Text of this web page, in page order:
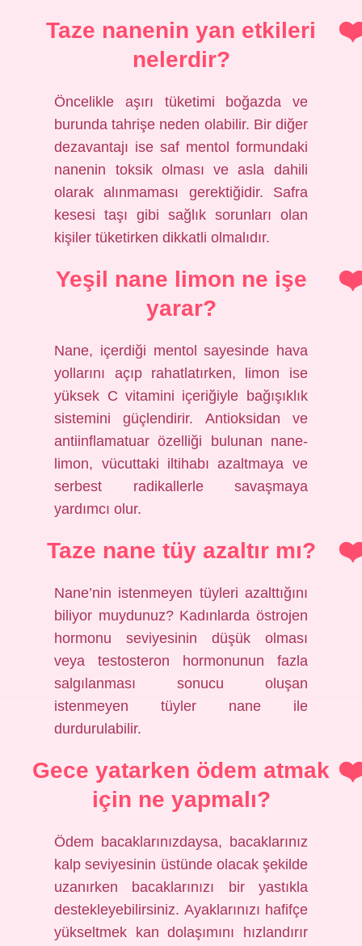
Taze nanenin yan etkileri
nelerdir?
Öncelikle aşırı tüketimi boğazda ve
burunda tahrişe neden olabilir. Bir diğer
dezavantajı ise saf mentol formundaki
nanenin toksik olması ve asla dahili
olarak alınmaması gerektiğidir. Safra
kesesi taşı gibi sağlık sorunları olan
kişiler tüketirken dikkatli olmalıdır.
Yeşil nane limon ne işe
yarar?
Nane, içerdiği mentol sayesinde hava
yollarını açıp rahatlatırken, limon ise
yüksek C vitamini içeriğiyle bağışıklık
sistemini güçlendirir. Antioksidan ve
antiinflamatuar özelliği bulunan nane-
limon, vücuttaki iltihabı azaltmaya ve
serbest radikallerle savaşmaya
yardımcı olur.
Taze nane tüy azaltır mı?
Nane’nin istenmeyen tüyleri azalttığını
biliyor muydunuz? Kadınlarda östrojen
hormonu seviyesinin düşük olması
veya testosteron hormonunun fazla
salgılanması sonucu oluşan
istenmeyen tüyler nane ile
durdurulabilir.
Gece yatarken ödem atmak
için ne yapmalı?
Ödem bacaklarınızdaysa, bacaklarınız
kalp seviyesinin üstünde olacak şekilde
uzanırken bacaklarınızı bir yastıkla
destekleyebilirsiniz. Ayaklarınızı hafifçe
yükseltmek kan dolaşımını hızlandırır